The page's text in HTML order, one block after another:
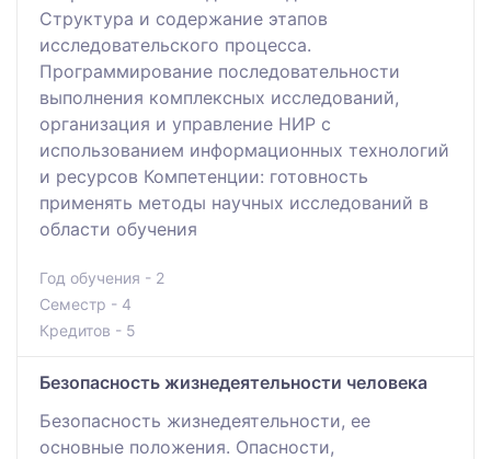
Структура и содержание этапов
исследовательского процесса.
Программирование последовательности
выполнения комплексных исследований,
организация и управление НИР с
использованием информационных технологий
и ресурсов Компетенции: готовность
применять методы научных исследований в
области обучения
Год обучения - 2
Семестр - 4
Кредитов - 5
Безопасность жизнедеятельности человека
Безопасность жизнедеятельности, ее
основные положения. Опасности,